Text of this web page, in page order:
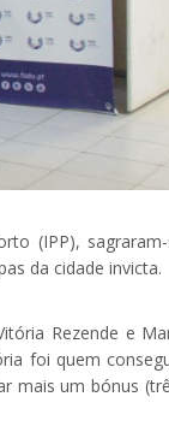
(IPP),
da cidade invicta.
Rezende e
foi quem
mais um bónus